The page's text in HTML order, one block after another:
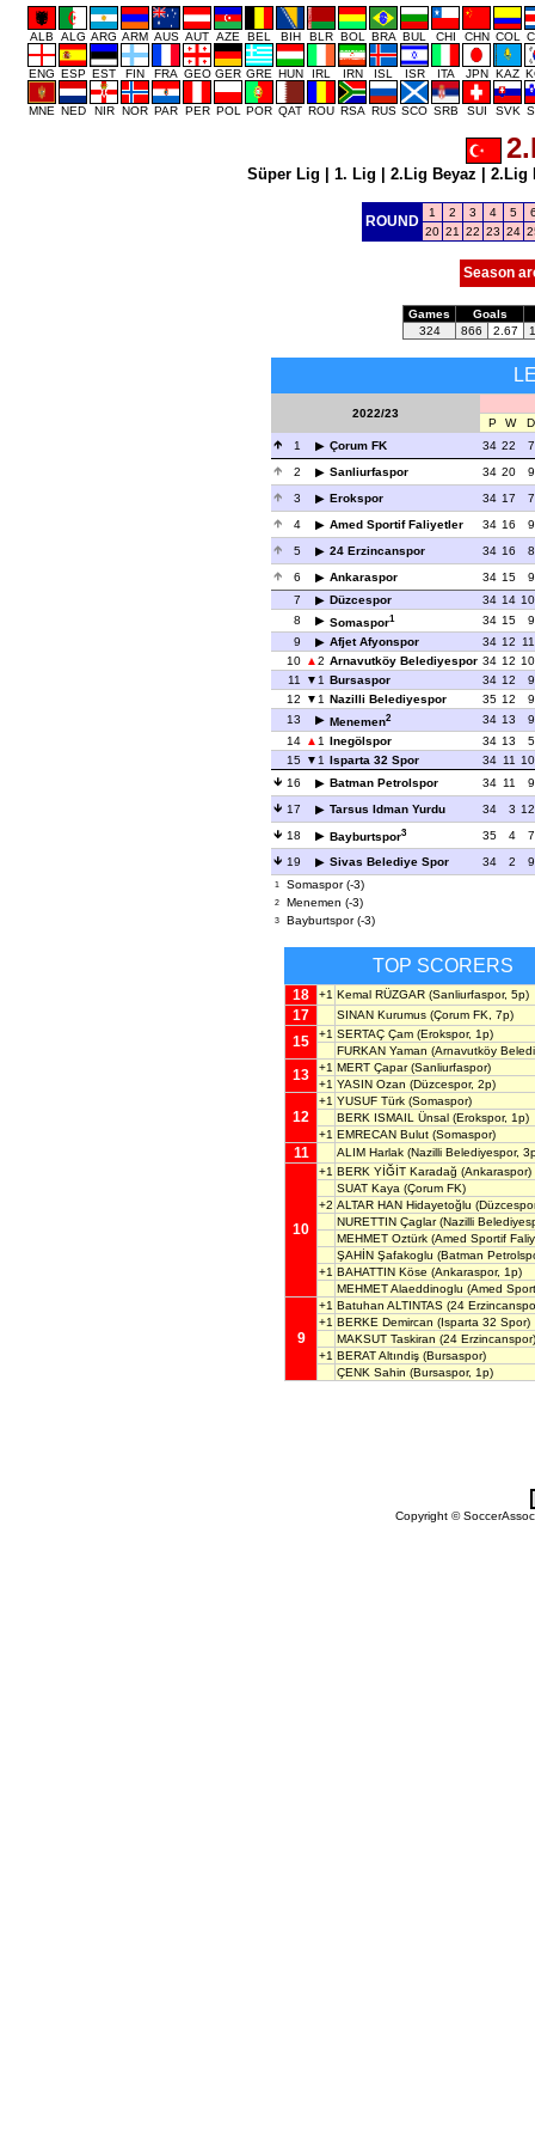
ALB ALG ARG ARM AUS AUT AZE BEL BIH BLR BOL BRA BUL CHI CHN COL
ENG ESP EST FIN FRA GEO GER GRE HUN IRL IRN ISL ISR ITA JPN KAZ
MNE NED NIR NOR PAR PER POL POR QAT ROU RSA RUS SCO SRB SUI SVK
Süper Lig 1. Lig 2.Lig Beyaz 2.Lig
ROUND
1 2 3 4 5
20 21 22 23 24
Season
Games
Goals
324
866 2.67
2022/23
P W
D
1
Çorum FK 34 22
7
2
Sanliurfaspor 34 20
9
3
Erokspor 34 17
7
4
Amed Sportif Faliyetler 34 16
9
5
24 Erzincanspor 34 16
8
6
Ankaraspor 34 15
9
7
Düzcespor 34 14 10
8
Somaspor1 34 15
9
9
Afjet Afyonspor 34 12 11
10
2 Arnavutköy Belediyespor 34 12 10
11
1 Bursaspor 34 12
9
12
1 Nazilli Belediyespor 35 12
9
13
Menemen2 34 13
9
14
1 Inegölspor 34 13
5
15
1 Isparta 32 Spor 34 11 10
16
Batman Petrolspor 34 11
9
17
Tarsus Idman Yurdu 34 3 12
18
Bayburtspor3 35 4
7
19
Sivas Belediye Spor 34 2 9
1 Somaspor (-3)
2 Menemen (-3)
3 Bayburtspor (-3)
TOP SCORERS
18 +1 Kemal RÜZGAR (Sanliurfaspor, 5p)
17 SINAN Kurumus (Çorum FK, 7p)
15 +1 SERTAÇ Çam (Erokspor, 1p)
FURKAN Yaman (Arnavutköy
13 +1 MERT Çapar(Sanliurfaspor)
+1 YASIN Ozan (Düzcespor, 2p)
12
+1 YUSUF Türk (Somaspor)
BERK ISMAIL Ünsal (Erokspor, 1p)
+1 EMRECAN Bulut (Somaspor)
11 ALIM Harlak (Nazilli Belediyespor,
10
+1 BERK YİĞİT Karadağ (Ankaraspor)
SUAT Kaya (Çorum FK)
+2 ALTAR HAN Hidayetoğlu
NURETTIN Çaglar(Nazilli
MEHMET Oztürk (Amed Sportif
ŞAHİN Şafakoglu (Batman
+1 BAHATTIN Köse (Ankaraspor, 1p)
MEHMET Alaeddinoglu (Amed
9
+1 Batuhan ALTINTAS (24
+1 BERKE Demircan (Isparta 32 Spor)
MAKSUT Taskiran (24 Erzincanspor)
+1 BERAT Altındiş (Bursaspor)
ÇENK Sahin (Bursaspor, 1p)
Copyright ©